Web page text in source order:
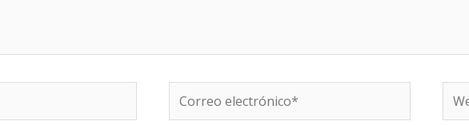
Correo
electrónico*
Web